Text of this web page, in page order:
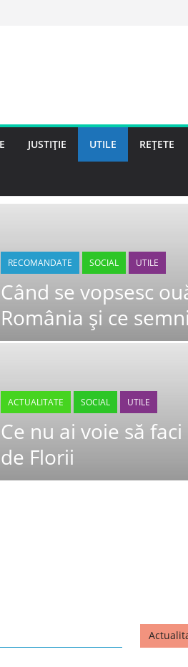
JUSTIȚIE UTILE REȚETE
RECOMANDATE SOCIAL UTILE
Când se vopsesc
România și ce
ACTUALITATE SOCIAL UTILE
Ce nu ai voie să faci
de Florii